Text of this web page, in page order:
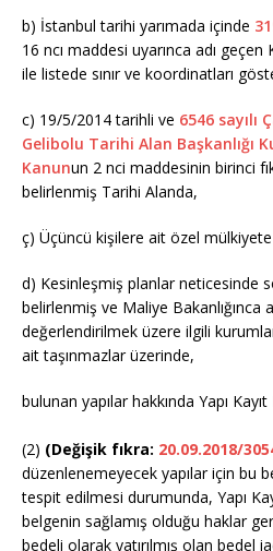
b) İstanbul tarihi yarımada içinde
16 ncı maddesi uyarınca adı
ile listede sınır ve koordinatları
c) 19/5/2014 tarihli ve 6546 sayılı
Gelibolu Tarihi Alan Başkanlığı
Kanunun 2 nci maddesinin birinci
belirlenmiş Tarihi Alanda,
ç) Üçüncü kişilere ait özel
d) Kesinleşmiş planlar neticesinde
belirlenmiş ve Maliye Bakanlığınca
değerlendirilmek üzere ilgili
ait taşınmazlar üzerinde,
bulunan yapılar hakkında Yapı
(2) (Değişik fıkra: 20.09.2018/
düzenlenemeyecek yapılar için bu
tespit edilmesi durumunda, Yapı
belgenin sağlamış olduğu haklar geri
bedeli olarak yatırılmış olan bedel